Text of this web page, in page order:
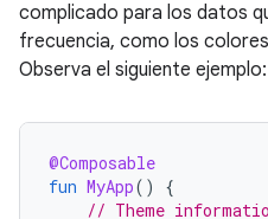
complicado para los datos
frecuencia, como los
Observa el siguiente ejemplo:
@Composable
fun MyApp()
{
// Theme